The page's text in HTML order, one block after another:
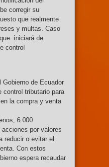
corregir su
que realmente
y multas. Caso
iniciará de
control
Gobierno de Ecuador
control tributario para
la compra y venta
6.000
por valores
reducir o evitar el
Con estos
espera recaudar